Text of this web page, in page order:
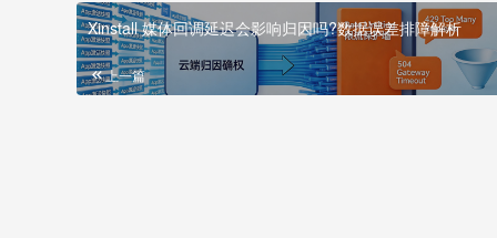
Xinstall 媒体回调延迟会影响归因吗?数据误差排障解析
上一篇